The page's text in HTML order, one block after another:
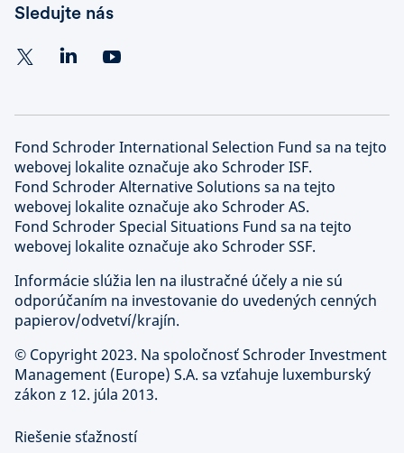
Sledujte nás
Fond Schroder International Selection Fund sa na tejto
webovej lokalite označuje ako Schroder ISF.
Fond Schroder Alternative Solutions sa na tejto
webovej lokalite označuje ako Schroder AS.
Fond Schroder Special Situations Fund sa na tejto
webovej lokalite označuje ako Schroder SSF.
Informácie slúžia len na ilustračné účely a nie sú
odporúčaním na investovanie do uvedených cenných
papierov/odvetví/krajín.
© Copyright 2023. Na spoločnosť Schroder Investment
Management (Europe) S.A. sa vzťahuje luxemburský
zákon z 12. júla 2013.
Riešenie sťažností